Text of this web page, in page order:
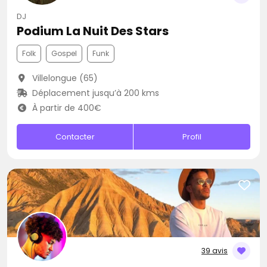
DJ
Podium La Nuit Des Stars
Folk Gospel Funk
Villelongue (65)
Déplacement jusqu’à 200 kms
À partir de 400€
Contacter Profil
39 avis